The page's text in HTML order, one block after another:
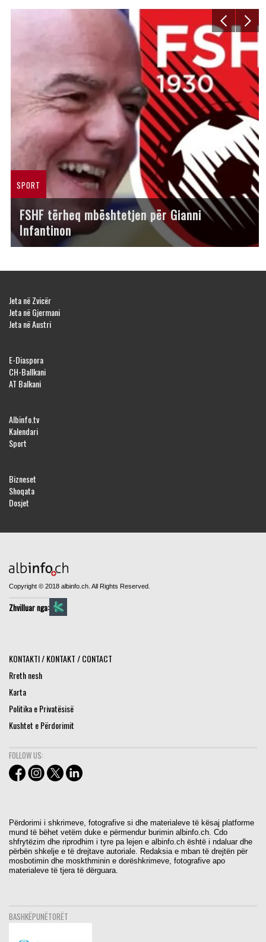
SPORT
FSHF tërheq mbështetjen për Gianni
Infantinon
Jeta në Zvicër
Jeta në Gjermani
Jeta në Austri
E-Diaspora
CH-Ballkani
AT Balkani
Albinfo.tv
Kalendari
Sport
Bizneset
Shoqata
Dosjet
Copyright © 2018 albinfo.ch. All Rights Reserved.
Zhvilluar nga:
KONTAKTI / KONTAKT / CONTACT
Rreth nesh
Karta
Politika e Privatësisë
Kushtet e Përdorimit
FOLLOW US:
Përdorimi i shkrimeve, fotografive si dhe materialeve të kësaj platforme
mund të bëhet vetëm duke e përmendur burimin albinfo.ch. Cdo
shfrytëzim dhe riprodhim i tyre pa lejen e albinfo.ch është i ndaluar dhe
përbën shkelje e të drejtave autoriale. Redaksia e mban të drejtën për
mosbotimin dhe moskthminin e dorëshkrimeve, fotografive apo
materialeve të tjera të dërguara.
BASHKËPUNËTORËT